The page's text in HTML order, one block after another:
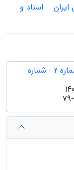
اسناد و
دوره 10، شماره 2 - شماره